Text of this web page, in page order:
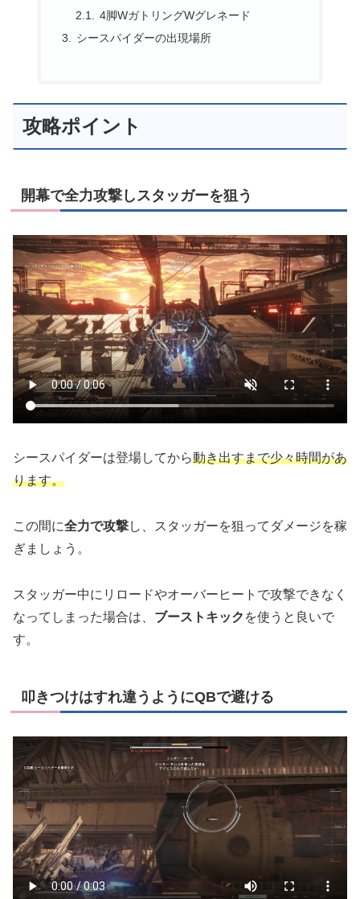
4脚WガトリングWグレネード
シースパイダーの出現場所
攻略ポイント
開幕で全力攻撃しスタッガーを狙う
シースパイダーは登場してから動き出すまで少々時間があ
ります。
この間に全力で攻撃し、スタッガーを狙ってダメージを稼
ぎましょう。
スタッガー中にリロードやオーバーヒートで攻撃できなく
なってしまった場合は、 ブーストキック を使うと良いで
す。
叩きつけはすれ違うようにQBで避ける